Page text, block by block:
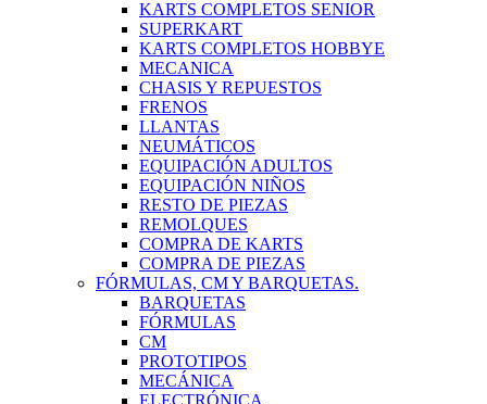
KARTS COMPLETOS SENIOR
SUPERKART
KARTS COMPLETOS HOBBYE
MECANICA
CHASIS Y REPUESTOS
FRENOS
LLANTAS
NEUMÁTICOS
EQUIPACIÓN ADULTOS
EQUIPACIÓN NIÑOS
RESTO DE PIEZAS
REMOLQUES
COMPRA DE KARTS
COMPRA DE PIEZAS
FÓRMULAS, CM Y BARQUETAS.
BARQUETAS
FÓRMULAS
CM
PROTOTIPOS
MECÁNICA
ELECTRÓNICA